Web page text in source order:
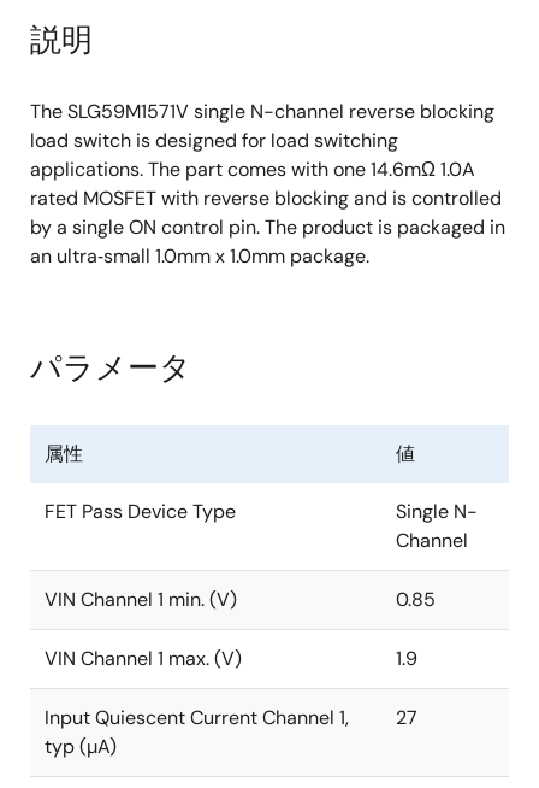
説明
The SLG59M1571V single N-channel reverse blocking
load switch is designed for load switching
applications. The part comes with one 14.6mΩ 1.0A
rated MOSFET with reverse blocking and is controlled
by a single ON control pin. The product is packaged in
an ultra‑small 1.0mm x 1.0mm package.
パラメータ
属性 値
FET Pass Device Type
Single N-
Channel
VIN Channel 1 min. (V) 0.85
VIN Channel 1 max. (V) 1.9
Input Quiescent Current Channel 1,
typ (µA)
27